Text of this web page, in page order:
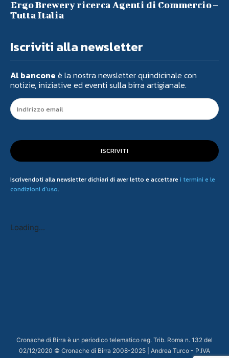
Ergo Brewery ricerca Agenti di Commercio –
Tutta Italia
Iscriviti alla newsletter
Al bancone è la nostra newsletter quindicinale con
notizie, iniziative ed eventi sulla birra artigianale.
ISCRIVITI
Iscrivendoti alla newsletter dichiari di aver letto e accettare i termini e le
condizioni d'uso.
Loading...
Cronache di Birra è un periodico telematico reg. Trib. Roma n. 132 del
02/12/2020 © Cronache di Birra 2008-2025 | Andrea Turco - P.IVA